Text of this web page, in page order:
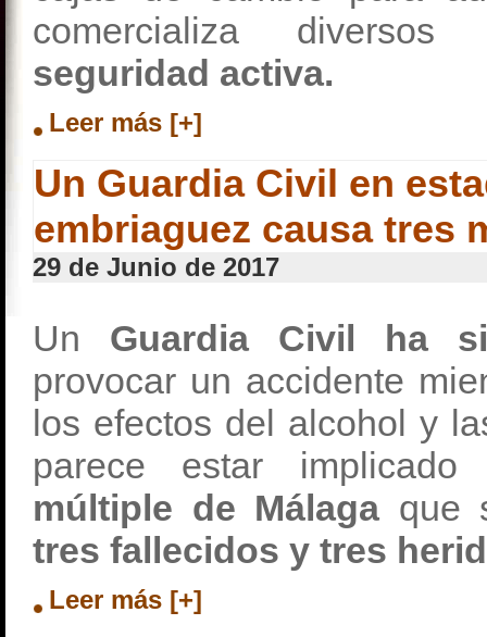
comercializa
seguridad activa.
Leer más [+]
Un Guardia Civil en
embriaguez causa tres
29 de Junio de 2017
Un Guardia Civil ha
provocar un accidente
los efectos del alcohol y
parece estar
múltiple de Málaga que
tres fallecidos y tres
Leer más [+]